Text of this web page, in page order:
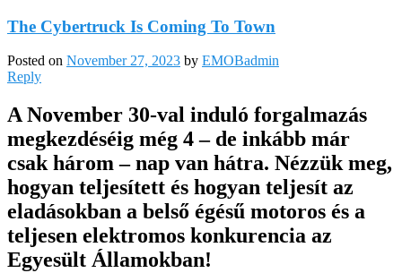
The Cybertruck Is Coming To Town
Posted on November 27, 2023 by EMOBadmin
Reply
A November 30-val induló forgalmazás
megkezdéséig még 4 – de inkább már
csak három – nap van hátra. Nézzük meg,
hogyan teljesített és hogyan teljesít az
eladásokban a belső égésű motoros és a
teljesen elektromos konkurencia az
Egyesült Államokban!